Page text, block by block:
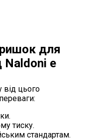
для
Naldoni e
від цього
тиску.
стандартам.